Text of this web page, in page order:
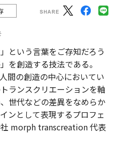
という言葉をご存知だろう
創造する技法である。
間の創造の中心においてい
ランスクリエーションを軸
世代などの差異をなめらか
ンとして表現するプロフェ
morph transcreation 代表